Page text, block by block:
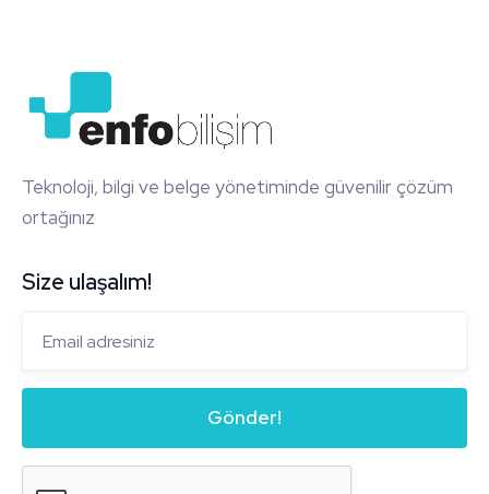
Teknoloji, bilgi ve belge yönetiminde güvenilir çözüm
ortağınız
Size ulaşalım!